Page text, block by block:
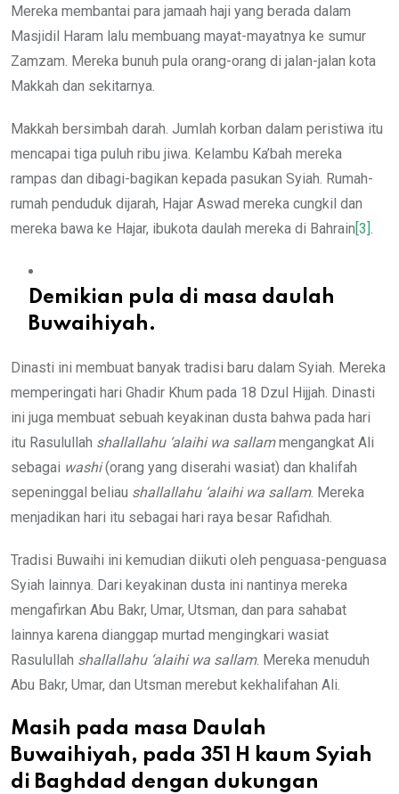
Mereka membantai para jamaah haji yang berada dalam
Masjidil Haram lalu membuang mayat-mayatnya ke sumur
Zamzam. Mereka bunuh pula orang-orang di jalan-jalan kota
Makkah dan sekitarnya.
Makkah bersimbah darah. Jumlah korban dalam peristiwa itu
mencapai tiga puluh ribu jiwa. Kelambu Ka’bah mereka
rampas dan dibagi-bagikan kepada pasukan Syiah. Rumah-
rumah penduduk dijarah, Hajar Aswad mereka cungkil dan
mereka bawa ke Hajar, ibukota daulah mereka di Bahrain [3] .
Demikian pula di masa daulah
Buwaihiyah.
Dinasti ini membuat banyak tradisi baru dalam Syiah. Mereka
memperingati hari Ghadir Khum pada 18 Dzul Hijjah. Dinasti
ini juga membuat sebuah keyakinan dusta bahwa pada hari
itu Rasulullah shallallahu ‘alaihi wa sallammengangkat Ali
sebagai washi(orang yang diserahi wasiat) dan khalifah
sepeninggal beliau shallallahu ‘alaihi wa sallam. Mereka
menjadikan hari itu sebagai hari raya besar Rafidhah.
Tradisi Buwaihi ini kemudian diikuti oleh penguasa-penguasa
Syiah lainnya. Dari keyakinan dusta ini nantinya mereka
mengafirkan Abu Bakr, Umar, Utsman, dan para sahabat
lainnya karena dianggap murtad mengingkari wasiat
Rasulullah shallallahu ‘alaihi wa sallam. Mereka menuduh
Abu Bakr, Umar, dan Utsman merebut kekhalifahan Ali.
Masih pada masa Daulah
Buwaihiyah, pada 351 H kaum Syiah
di Baghdad dengan dukungan